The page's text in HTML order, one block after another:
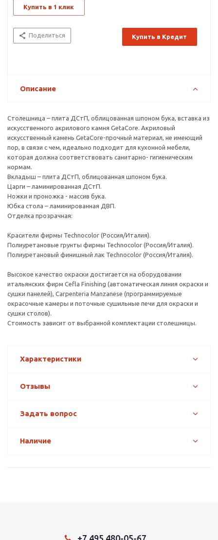
Купить в 1 клик
Поделиться Купить в Кредит
Описание
Столешница – плита ДСтП, облицованная шпоном бука, вставка из
искусственного акрилового камня GetaCore. Акриловый
искусственный камень GetaCore-прочный материал, не имеющий
пор, в связи с чем, идеально подходит для кухонной мебели,
которая должна соответствовать санитарно- гигиеническим
нормам.
Вкладыш – плита ДСтП, облицованная шпоном бука.
Царги – ламинированная ДСтП.
Ножки и проножка - массив бука.
Юбка стола – ламинированная ДВП.
Отделка прозрачная:
Красители фирмы Technocolor (Россия/Италия).
Полиуретановые грунты фирмы Technocolor (Россия/Италия).
Полиуретановый финишный лак Technocolor (Россия/Италия).
Высокое качество окраски достигается на оборудовании
итальянских фирм Cefla Finishing (автоматическая линия окраски и
сушки панелей), Carpenteria Manzanese (программируемые
окрасочные камеры и поточные сушильные печи для окраски и
сушки столов).
Стоимость зависит от выбранной комплектации столешницы.
Характеристики
Отзывы
Задать вопрос
Наличие
+7 495 480-05-67